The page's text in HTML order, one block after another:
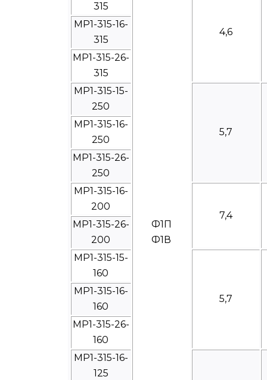
315
Ф1П
Ф1В
4,6
МР1-315-16-
315
МР1-315-26-
315
МР1-315-15-
250
5,7
МР1-315-16-
250
МР1-315-26-
250
МР1-315-16-
200
7,4
МР1-315-26-
200
МР1-315-15-
160
5,7
МР1-315-16-
160
МР1-315-26-
160
МР1-315-16-
125